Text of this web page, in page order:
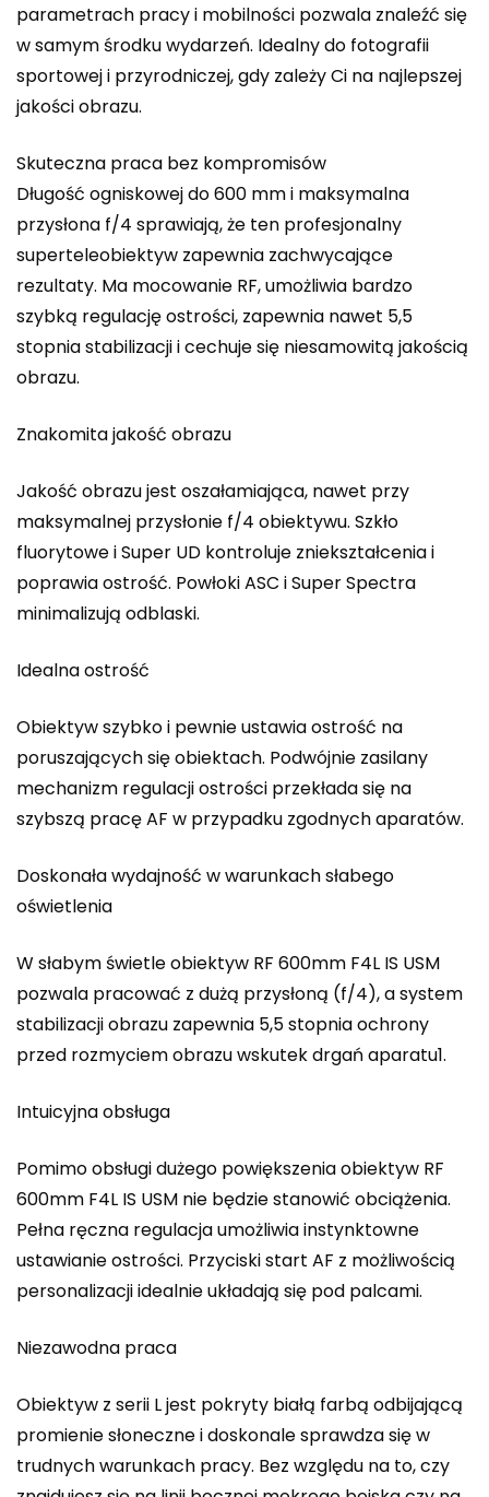
parametrach pracy i mobilności pozwala znaleźć się
w samym środku wydarzeń. Idealny do fotografii
sportowej i przyrodniczej, gdy zależy Ci na najlepszej
jakości obrazu.
Skuteczna praca bez kompromisów
Długość ogniskowej do 600 mm i maksymalna
przysłona f/4 sprawiają, że ten profesjonalny
superteleobiektyw zapewnia zachwycające
rezultaty. Ma mocowanie RF, umożliwia bardzo
szybką regulację ostrości, zapewnia nawet 5,5
stopnia stabilizacji i cechuje się niesamowitą jakością
obrazu.
Znakomita jakość obrazu
Jakość obrazu jest oszałamiająca, nawet przy
maksymalnej przysłonie f/4 obiektywu. Szkło
fluorytowe i Super UD kontroluje zniekształcenia i
poprawia ostrość. Powłoki ASC i Super Spectra
minimalizują odblaski.
Idealna ostrość
Obiektyw szybko i pewnie ustawia ostrość na
poruszających się obiektach. Podwójnie zasilany
mechanizm regulacji ostrości przekłada się na
szybszą pracę AF w przypadku zgodnych aparatów.
Doskonała wydajność w warunkach słabego
oświetlenia
W słabym świetle obiektyw RF 600mm F4L IS USM
pozwala pracować z dużą przysłoną (f/4), a system
stabilizacji obrazu zapewnia 5,5 stopnia ochrony
przed rozmyciem obrazu wskutek drgań aparatu1.
Intuicyjna obsługa
Pomimo obsługi dużego powiększenia obiektyw RF
600mm F4L IS USM nie będzie stanowić obciążenia.
Pełna ręczna regulacja umożliwia instynktowne
ustawianie ostrości. Przyciski start AF z możliwością
personalizacji idealnie układają się pod palcami.
Niezawodna praca
Obiektyw z serii L jest pokryty białą farbą odbijającą
promienie słoneczne i doskonale sprawdza się w
trudnych warunkach pracy. Bez względu na to, czy